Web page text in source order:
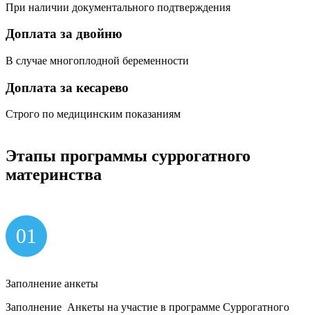
При наличии документального подтверждения
Доплата за двойню
В случае многоплодной беременности
Доплата за кесарево
Строго по медицинским показаниям
Этапы программы суррогатного
материнства
01
Заполнение анкеты
Заполнение Анкеты на участие в программе Суррогатного